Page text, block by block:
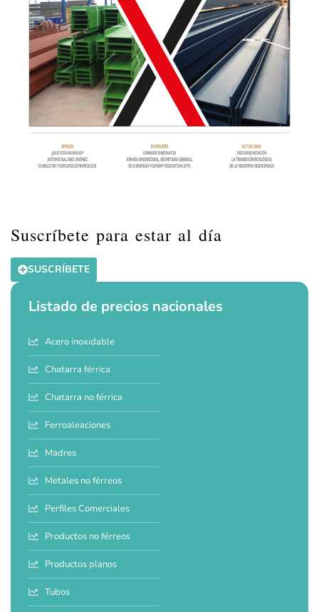
Suscríbete para estar al día
SUSCRÍBETE
Listado de precios nacionales
Acero inoxidable
Chatarra férrica
Chatarra no férrica
Ferroaleaciones
Madres
Metales no férreos
Perfiles Comerciales
Productos no férreos
Productos planos
Tubos